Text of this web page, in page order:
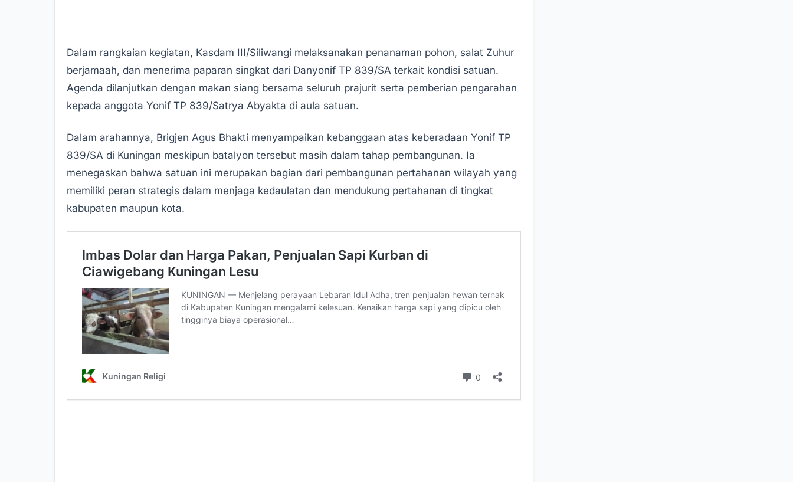
Dalam rangkaian kegiatan, Kasdam III/Siliwangi melaksanakan penanaman pohon, salat Zuhur
berjamaah, dan menerima paparan singkat dari Danyonif TP 839/SA terkait kondisi satuan.
Agenda dilanjutkan dengan makan siang bersama seluruh prajurit serta pemberian pengarahan
kepada anggota Yonif TP 839/Satrya Abyakta di aula satuan.
Dalam arahannya, Brigjen Agus Bhakti menyampaikan kebanggaan atas keberadaan Yonif TP
839/SA di Kuningan meskipun batalyon tersebut masih dalam tahap pembangunan. Ia
menegaskan bahwa satuan ini merupakan bagian dari pembangunan pertahanan wilayah yang
memiliki peran strategis dalam menjaga kedaulatan dan mendukung pertahanan di tingkat
kabupaten maupun kota.